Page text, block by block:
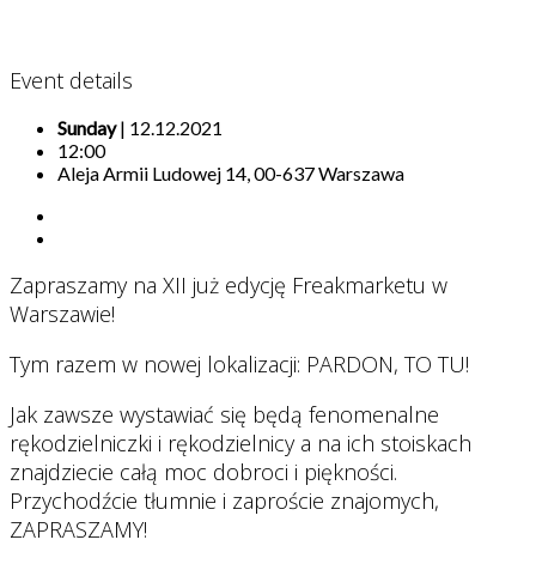
Event details
Sunday| 12.12.2021
12:00
Aleja Armii Ludowej 14, 00-637 Warszawa
Zapraszamy na XII już edycję Freakmarketu w
Warszawie!
Tym razem w nowej lokalizacji: PARDON, TO TU!
Jak zawsze wystawiać się będą fenomenalne
rękodzielniczki i rękodzielnicy a na ich stoiskach
znajdziecie całą moc dobroci i piękności.
Przychodźcie tłumnie i zaproście znajomych,
ZAPRASZAMY!